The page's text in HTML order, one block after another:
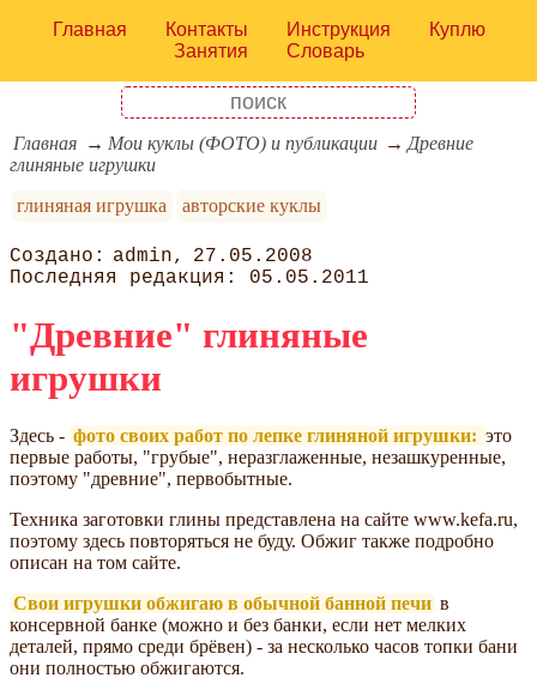
Главная Контакты Инструкция
Куплю
Занятия
Словарь
Главная Мои куклы (ФОТО) и публикации
Древние
глиняные игрушки
глиняная игрушка
авторские куклы
admin
27.05.2008
05.05.2011
"Древние" глиняные
игрушки
Здесь - фото своих работ по лепке глиняной игрушки: это
первые работы, "грубые", неразглаженные, незашкуренные,
поэтому "древние", первобытные.
Техника заготовки глины представлена на сайте www.kefa.ru,
поэтому здесь повторяться не буду. Обжиг также подробно
описан на том сайте.
Свои игрушки обжигаю в обычной банной печи в
консервной банке (можно и без банки, если нет мелких
деталей, прямо среди брёвен) - за несколько часов топки бани
они полностью обжигаются.